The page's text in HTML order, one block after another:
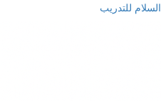
السلام للتدريب